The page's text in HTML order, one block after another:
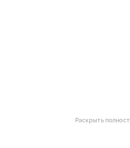
Раскрыть